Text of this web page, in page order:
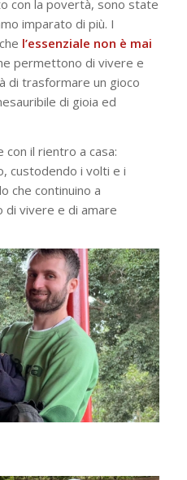
con la povertà, sono state
imparato di più. I
l’essenziale non è mai
permettono di vivere e
di trasformare un gioco
di gioia ed
con il rientro a casa:
custodendo i volti e i
che continuino a
vivere e di amare